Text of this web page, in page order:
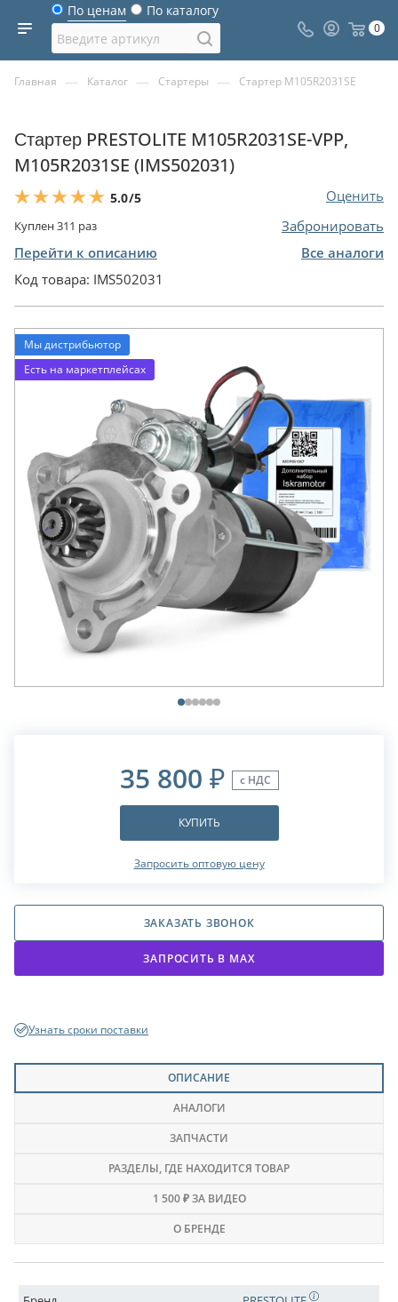
По ценам По каталогу
0
Главная — Каталог — Стартеры — Стартер M105R2031SE
Стартер PRESTOLITE M105R2031SE-VPP,
M105R2031SE (IMS502031)
5.0/5 Оценить
Куплен311 раз
Забронировать
Перейти к описанию
Все аналоги
Код товара: IMS502031
Мы дистрибьютор
Есть на маркетплейсах
35 800 ₽ с НДС
КУПИТЬ
Запросить оптовую цену
ЗАКАЗАТЬ ЗВОНОК
ЗАПРОСИТЬ В МАХ
Узнать сроки поставки
ОПИСАНИЕ
АНАЛОГИ
ЗАПЧАСТИ
РАЗДЕЛЫ, ГДЕ НАХОДИТСЯ ТОВАР
1 500 ₽ ЗА ВИДЕО
О БРЕНДЕ